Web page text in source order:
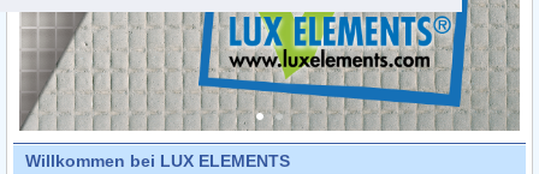
Willkommen bei LUX ELEMENTS